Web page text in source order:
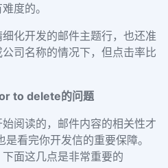
度的。
化开发的邮件主题行，也还准
司名称的情况下，但点击率比
to delete的问题
阅读的，邮件内容的相关性才
看完你开发信的重要保障。
面这几点是非常重要的